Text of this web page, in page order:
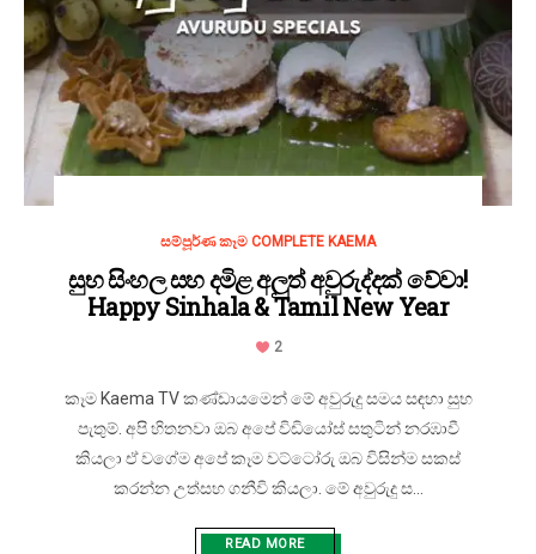
සම්පූර්ණ කෑම COMPLETE KAEMA
සුභ සිංහල සහ දමිළ අලුත් අවුරුද්දක් වේවා!
Happy Sinhala & Tamil New Year
2
කෑම Kaema TV කණ්ඩායමෙන් මේ අවුරුදු සමය සඳහා සුභ
පැතුම්. අපි හිතනවා ඔබ අපේ විඩියෝස් සතුටින් නරඹාවී
කියලා ඒ වගේම අපේ කෑම වට්ටෝරු ඔබ විසින්ම සකස්
කරන්න උත්සහ ගනීවි කියලා. මේ අවුරුදු ස...
READ MORE